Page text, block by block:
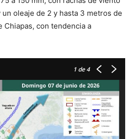
oleaje de 2 y hasta 3 metros de
Chiapas, con tendencia a
1 de 4